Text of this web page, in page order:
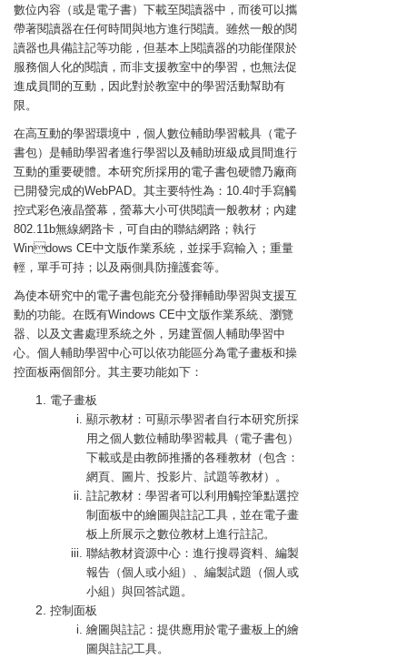
數位內容（或是電子書）下載至閱讀器中，而後可以攜
帶著閱讀器在任何時間與地方進行閱讀。雖然一般的閱
讀器也具備註記等功能，但基本上閱讀器的功能僅限於
服務個人化的閱讀，而非支援教室中的學習，也無法促
進成員間的互動，因此對於教室中的學習活動幫助有
限。
在高互動的學習環境中，個人數位輔助學習載具（電子
書包）是輔助學習者進行學習以及輔助班級成員間進行
互動的重要硬體。本研究所採用的電子書包硬體乃廠商
已開發完成的WebPAD。其主要特性為：10.4吋手寫觸
控式彩色液晶螢幕，螢幕大小可供閱讀一般教材；內建
802.11b無線網路卡，可自由的聯結網路；執行
Windows CE中文版作業系統，並採手寫輸入；重量
輕，單手可持；以及兩側具防撞護套等。
為使本研究中的電子書包能充分發揮輔助學習與支援互
動的功能。在既有Windows CE中文版作業系統、瀏覽
器、以及文書處理系統之外，另建置個人輔助學習中
心。個人輔助學習中心可以依功能區分為電子畫板和操
控面板兩個部分。其主要功能如下：
電子畫板
顯示教材：可顯示學習者自行本研究所採
用之個人數位輔助學習載具（電子書包）
下載或是由教師推播的各種教材（包含：
網頁、圖片、投影片、試題等教材）。
註記教材：學習者可以利用觸控筆點選控
制面板中的繪圖與註記工具，並在電子畫
板上所展示之數位教材上進行註記。
聯結教材資源中心：進行搜尋資料、編製
報告（個人或小組）、編製試題（個人或
小組）與回答試題。
控制面板
繪圖與註記：提供應用於電子畫板上的繪
圖與註記工具。